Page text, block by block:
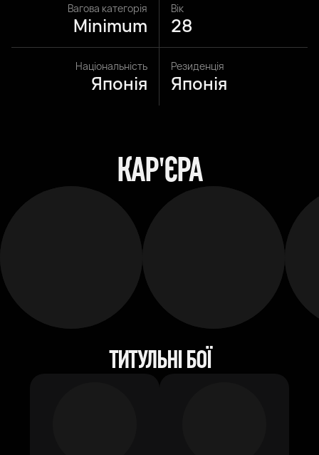
Вагова категорія
Minimum
Вік
28
Національність
Японія
Резиденція
Японія
КАР'ЄРА
ТИТУЛЬНІ БОЇ